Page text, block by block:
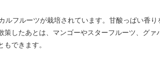
フルーツが栽培されています。甘酸っぱい香り
したあとは、マンゴーやスターフルーツ、グァ
できます。